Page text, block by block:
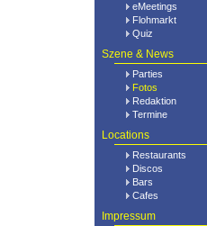
eMeetings
Flohmarkt
Quiz
Szene & News
Parties
Fotos
Redaktion
Termine
Locations
Restaurants
Discos
Bars
Cafes
Impressum